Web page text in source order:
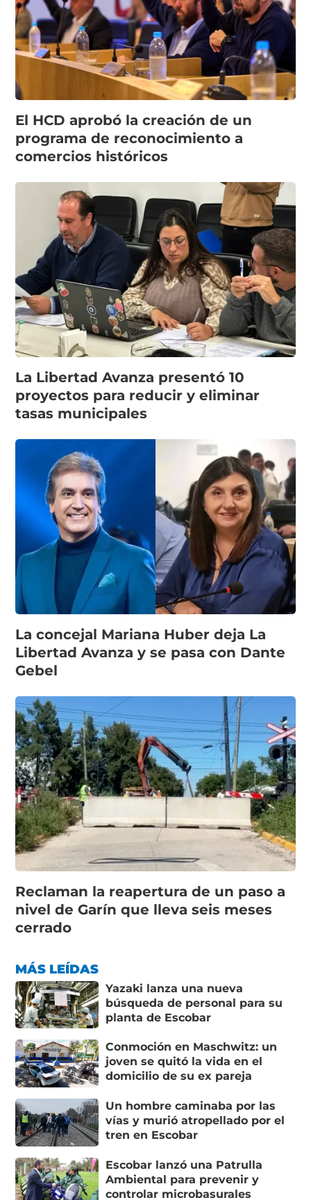
El HCD aprobó la creación de un
programa de reconocimiento a
comercios históricos
La Libertad Avanza presentó 10
proyectos para reducir y eliminar
tasas municipales
La concejal Mariana Huber deja La
Libertad Avanza y se pasa con Dante
Gebel
Reclaman la reapertura de un paso a
nivel de Garín que lleva seis meses
cerrado
MÁS LEÍDAS
Yazaki lanza una nueva
búsqueda de personal para su
planta de Escobar
Conmoción en Maschwitz: un
joven se quitó la vida en el
domicilio de su ex pareja
Un hombre caminaba por las
vías y murió atropellado por el
tren en Escobar
Escobar lanzó una Patrulla
Ambiental para prevenir y
controlar microbasurales